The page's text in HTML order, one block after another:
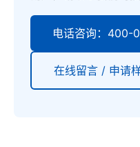
电话咨询：400-
在线留言 / 申请